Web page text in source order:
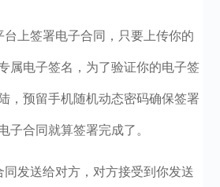
台上签署电子合同，只要上传你的
属电子签名，为了验证你的电子签
，预留手机随机动态密码确保签署
子合同就算签署完成了。
同发送给对方，对方接受到你发送